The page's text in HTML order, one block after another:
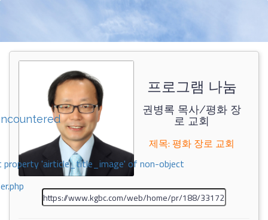
property 'airticle_title_image' of non-object
프로그램 나눔
권병록 목사/평화 장
로 교회
제목: 평화 장로 교회